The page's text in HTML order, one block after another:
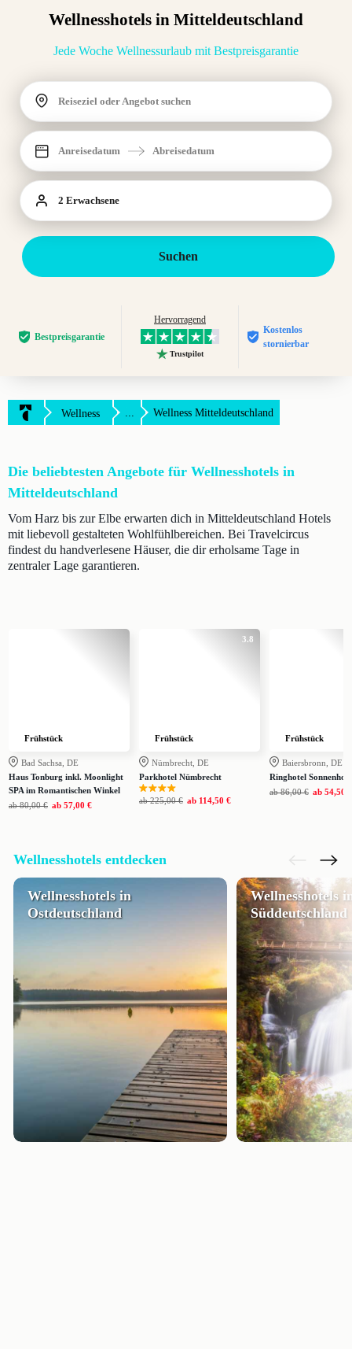
Wellnesshotels in Mitteldeutschland
Jede Woche Wellnessurlaub mit Bestpreisgarantie
Reiseziel oder Angebot suchen
Anreisedatum Abreisedatum
2 Erwachsene
Suchen
Bestpreis­garantie
Hervorragend
Trustpilot
Kostenlos
stornierbar
Wellness ... Wellness Mitteldeutschland
Die beliebtesten Angebote für Wellnesshotels in
Mitteldeutschland
Vom Harz bis zur Elbe erwarten dich in Mitteldeutschland Hotels
mit liebevoll gestalteten Wohlfühlbereichen. Bei Travelcircus
findest du handverlesene Häuser, die dir erholsame Tage in
zentraler Lage garantieren.
Frühstück
Bad Sachsa, DE
Haus Tonburg inkl. Moonlight
SPA im Romantischen Winkel
ab 80,00 € ab 57,00 €
3.8
Frühstück
Nümbrecht, DE
Parkhotel Nümbrecht
ab 225,00 € ab 114,50 €
Frühstück
Baiersbronn, DE
Ringhotel Sonnenhof
ab 86,00 € ab 54,50 €
Wellnesshotels entdecken
Wellnesshotels in
Ostdeutschland
Wellnesshotels
Süddeutschland